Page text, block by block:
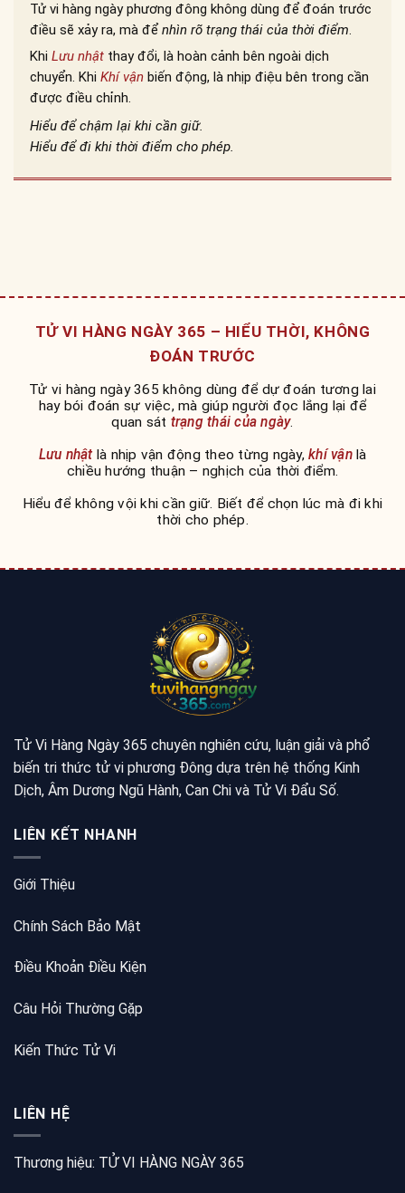
Tử vi hàng ngày phương đông không dùng để đoán trước
điều sẽ xảy ra, mà đểnhìn rõ trạng thái của thời điểm.
Khi Lưu nhật thay đổi, là hoàn cảnh bên ngoài dịch
chuyển. Khi Khí vận biến động, là nhịp điệu bên trong cần
được điều chỉnh.
Hiểu để chậm lại khi cần giữ.
Hiểu để đi khi thời điểm cho phép.
TỬ VI HÀNG NGÀY 365 – HIỂU THỜI, KHÔNG
ĐOÁN TRƯỚC
Tử vi hàng ngày 365 không dùng để dự đoán tương lai
hay bói đoán sự việc, mà giúp người đọc lắng lại để
quan sát trạng thái của ngày.
Lưu nhậtlà nhịp vận động theo từng ngày, khí vậnlà
chiều hướng thuận – nghịch của thời điểm.
Hiểu để không vội khi cần giữ. Biết để chọn lúc mà đi khi
thời cho phép.
Tử Vi Hàng Ngày 365 chuyên nghiên cứu, luận giải và phổ
biến tri thức tử vi phương Đông dựa trên hệ thống Kinh
Dịch, Âm Dương Ngũ Hành, Can Chi và Tử Vi Đẩu Số.
LIÊN KẾT NHANH
Giới Thiệu
Chính Sách Bảo Mật
Điều Khoản Điều Kiện
Câu Hỏi Thường Gặp
Kiến Thức Tử Vi
LIÊN HỆ
Thương hiệu: TỬ VI HÀNG NGÀY 365